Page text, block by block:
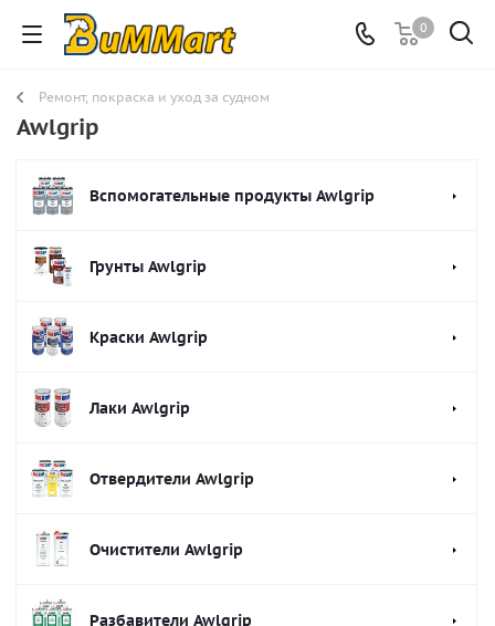
0
Ремонт, покраска и уход за судном
Awlgrip
Вспомогательные продукты Awlgrip
Грунты Awlgrip
Краски Awlgrip
Лаки Awlgrip
Отвердители Awlgrip
Очистители Awlgrip
Разбавители Awlgrip